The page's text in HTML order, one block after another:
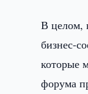
В целом,
бизнес-
которые
форума